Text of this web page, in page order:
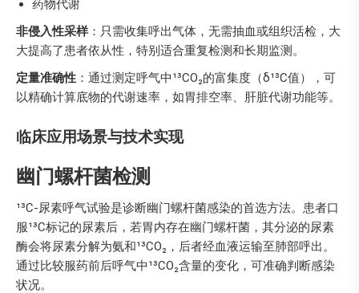
药物代谢
非侵入性采样 ：只需收集呼出气体，无需抽血或组织活检，大
大提高了患者依从性，特别适合重复检测和长期监测。
定量准确性 ：通过测定呼气中¹³CO₂的富集度（δ¹³C值），可
以精确计算底物的代谢速率，如胃排空率、肝脏代谢功能等。
临床应用场景与技术实现
幽门螺杆菌检测
¹³C-尿素呼气试验是诊断幽门螺杆菌感染的首选方法。患者口
服¹³C标记的尿素后，若胃内存在幽门螺杆菌，其分泌的尿素
酶会将尿素分解为氨和¹³CO₂，后者经血液运输至肺部呼出。
通过比较服药前后呼气中¹³CO₂含量的变化，可准确判断感染
状况。